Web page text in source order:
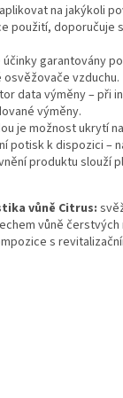
na jakýkoli
použití, doporučuje
účinky garantovány
osvěžovače vzduchu.
data výměny – při
výměny.
je možnost ukrytí
potisk k dispozici –
produktu slouží
vůně Citrus:
vůně
s